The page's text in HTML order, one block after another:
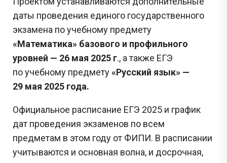
даты проведения единого государственного
экзамена по учебному предмету
«Математика» базового и профильного
уровней — 26 мая 2025 г., а также ЕГЭ
по учебному предмету«Русский язык» —
29 мая 2025 года.
Официальное расписание ЕГЭ 2025 и график
дат проведения экзаменов по всем
предметам в этом году от ФИПИ. В расписании
учитываются и основная волна, и досрочная,